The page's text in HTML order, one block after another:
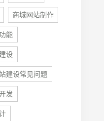
商城网站制作
能
设
建设常见问题
发
手机
133 1698